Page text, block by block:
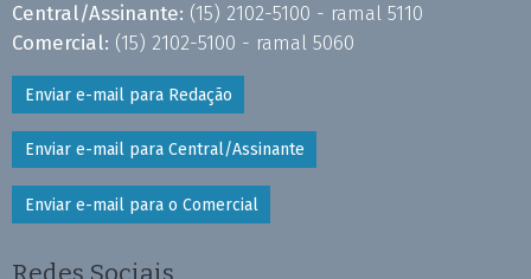
Central/Assinante: (15) 2102-5100 - ramal 5110
Comercial: (15) 2102-5100 - ramal 5060
Enviar e-mail para Redação
Enviar e-mail para Central/Assinante
Enviar e-mail para o Comercial
Redes Sociais